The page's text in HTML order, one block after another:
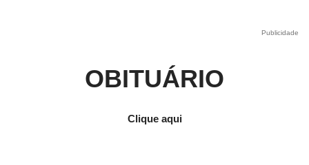
Publicidade
OBITUÁRIO
Clique aqui